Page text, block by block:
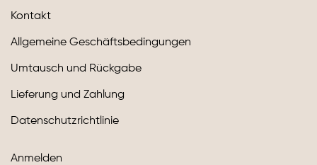
Kontakt
Allgemeine Geschäftsbedingungen
Umtausch und Rückgabe
Lieferung und Zahlung
Datenschutzrichtlinie
Anmelden